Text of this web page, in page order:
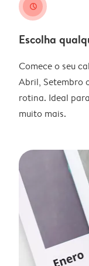
clock
Escolha
Comece o seu
Abril, Setembro
rotina. Ideal
muito mais.